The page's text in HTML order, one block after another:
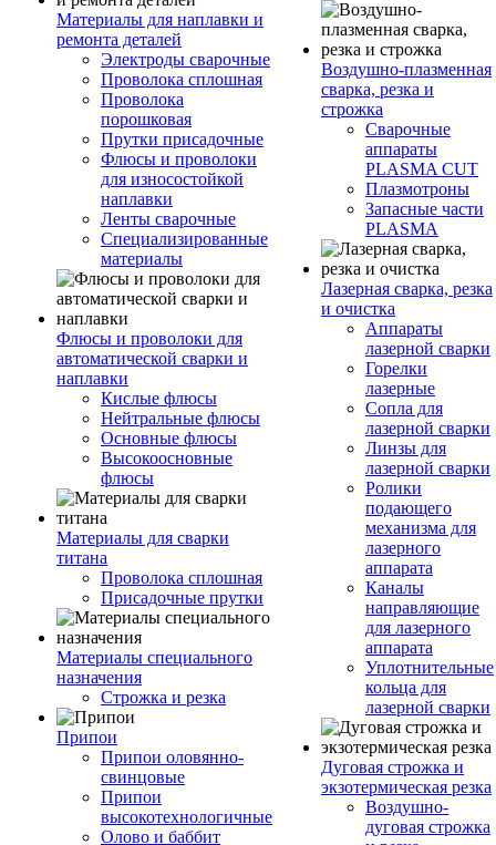
Материалы для наплавки и
ремонта деталей
Электроды сварочные
Проволока сплошная
Проволока
порошковая
Прутки присадочные
Флюсы и проволоки
для износостойкой
наплавки
Ленты сварочные
Специализированные
материалы
Флюсы и проволоки для
автоматической сварки и
наплавки
Кислые флюсы
Нейтральные флюсы
Основные флюсы
Высокоосновные
флюсы
Материалы для сварки
титана
Проволока сплошная
Присадочные прутки
Материалы специального
назначения
Строжка и резка
Припои
Припои оловянно-
свинцовые
Припои
высокотехнологичные
Олово и баббит
Воздушно-плазменная
сварка, резка и
строжка
Сварочные
аппараты
PLASMA CUT
Плазмотроны
Запасные части
PLASMA
Лазерная сварка, резка
и очистка
Аппараты
лазерной сварки
Горелки
лазерные
Сопла для
лазерной сварки
Линзы для
лазерной сварки
Ролики
подающего
механизма для
лазерного
аппарата
Каналы
направляющие
для лазерного
аппарата
Уплотнительные
кольца для
лазерной сварки
Дуговая строжка и
экзотермическая резка
Воздушно-
дуговая строжка